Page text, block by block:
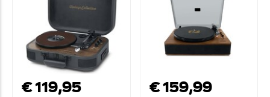
€ 119,95 € 159,99